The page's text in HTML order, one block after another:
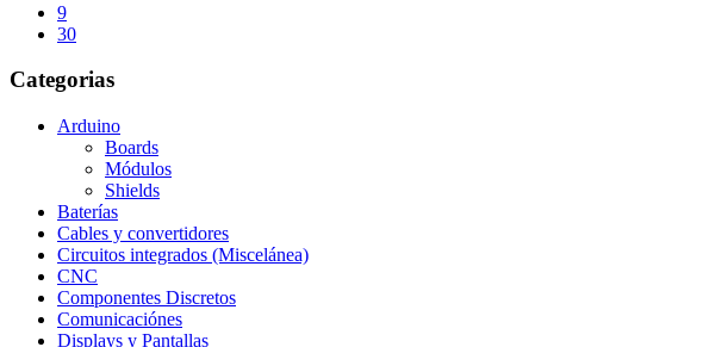
9
30
Categorias
Arduino
Boards
Módulos
Shields
Baterías
Cables y convertidores
Circuitos integrados (Miscelánea)
CNC
Componentes Discretos
Comunicaciónes
Displays y Pantallas